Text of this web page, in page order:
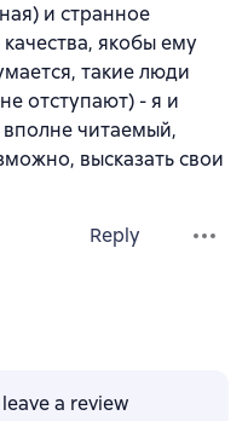
и странное
якобы ему
такие люди
отступают) - я и
читаемый,
высказать свои
Reply
a review